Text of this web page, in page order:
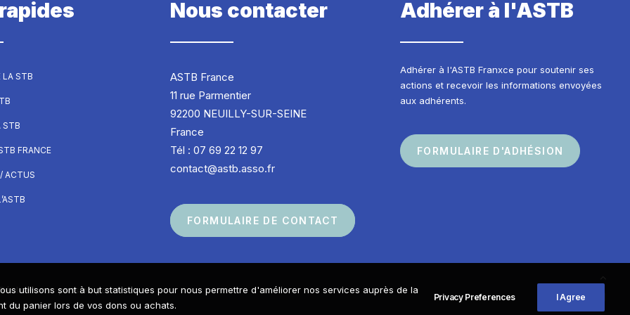
LA STB
STB
FRANCE
ACTUS
Nous contacter
ASTB France
11 rue Parmentier
92200 NEUILLY-SUR-SEINE
France
Tél : 07 69 22 12 97
contact@astb.asso.fr
FORMULAIRE DE CONTACT
Adhérer à l'ASTB
Adhérer à l'ASTB Franxce pour soutenir ses
actions et recevoir les informations envoyées
aux adhérents.
FORMULAIRE D'ADHÉSION
avec passion par
utilisons sont à but statistiques pour nous permettre d'améliorer nos services auprès de la
du panier lors de vos dons ou achats.
Privacy Preferences I Agree